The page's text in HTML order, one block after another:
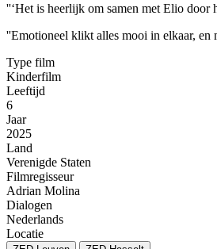
''‘Het is heerlijk om samen met Elio door
''Emotioneel klikt alles mooi in elkaar, en
Type film
Kinderfilm
Leeftijd
6
Jaar
2025
Land
Verenigde Staten
Filmregisseur
Adrian Molina
Dialogen
Nederlands
Locatie